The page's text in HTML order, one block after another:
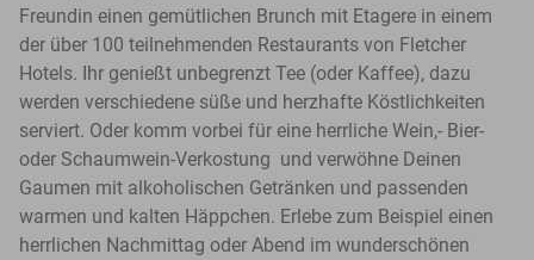
Freundin einen gemütlichen Brunch mit Etagere in einem
der über 100 teilnehmenden Restaurants von Fletcher
Hotels. Ihr genießt unbegrenzt Tee (oder Kaffee), dazu
werden verschiedene süße und herzhafte Köstlichkeiten
serviert. Oder komm vorbei für eine herrliche Wein,- Bier-
oder Schaumwein-Verkostung und verwöhne Deinen
Gaumen mit alkoholischen Getränken und passenden
warmen und kalten Häppchen. Erlebe zum Beispiel einen
herrlichen Nachmittag oder Abend im wunderschönen